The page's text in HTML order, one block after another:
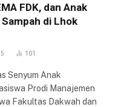
FDK, dan Anak
di Lhok
101
Senyum Anak
Prodi Manajemen
Fakultas Dakwah dan